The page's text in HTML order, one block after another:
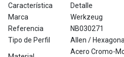
Característica
Detalle
Marca
Werkzeug
Referencia
NB030271
Tipo de Perfil
Allen /
Acero Cromo-